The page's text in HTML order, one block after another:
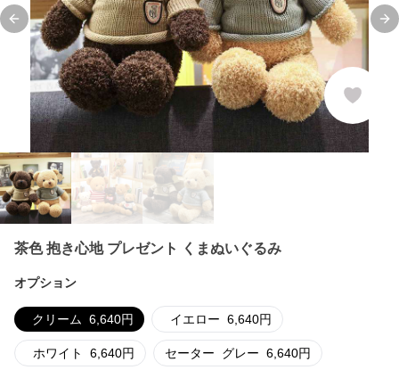
Previous slide
茶色 抱き心地 プレゼント くまぬいぐるみ
オプション
クリーム 6,640円 イエロー 6,640円
ホワイト 6,640円 セーター グレー 6,640円